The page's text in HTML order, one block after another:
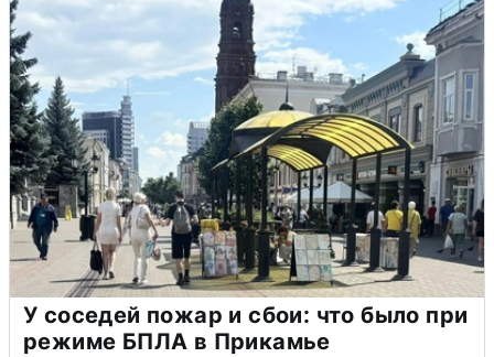
У соседей пожар и сбои: что было при
режиме БПЛА в Прикамье